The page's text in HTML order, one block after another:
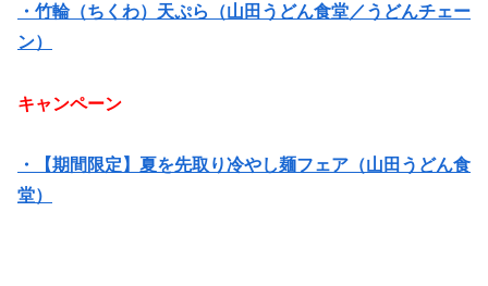
・竹輪（ちくわ）天ぷら（山田うどん食堂／うどんチェー
ン）
キャンペーン
・【期間限定】夏を先取り冷やし麺フェア（山田うどん食
堂）